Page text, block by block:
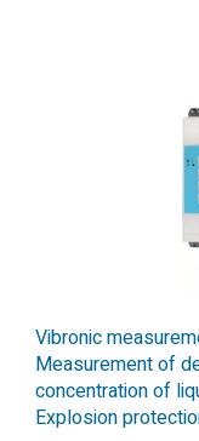
Vibronic
Measurement of
concentration of
Explosion